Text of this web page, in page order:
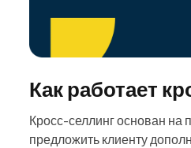
Как работает
Кросс-селлинг основан на
предложить клиенту